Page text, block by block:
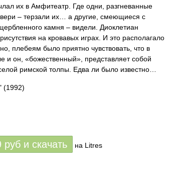
их в Амфитеатр. Где одни, разгневанные
– терзали их… а другие, смеющиеся с
камня – видели. Диоклетиан
на кровавых играх. И это располагало
плебеям было приятно чувствовать, что в
и он, «божественный», представляет собой
римской толпы. Едва ли было известно…
(1992)
руб и скачать на Litres